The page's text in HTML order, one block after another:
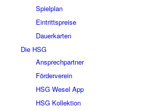
Spielplan
Eintrittspreise
Dauerkarten
Die HSG
Ansprechpartner
Förderverein
HSG Wesel App
HSG Kollektion